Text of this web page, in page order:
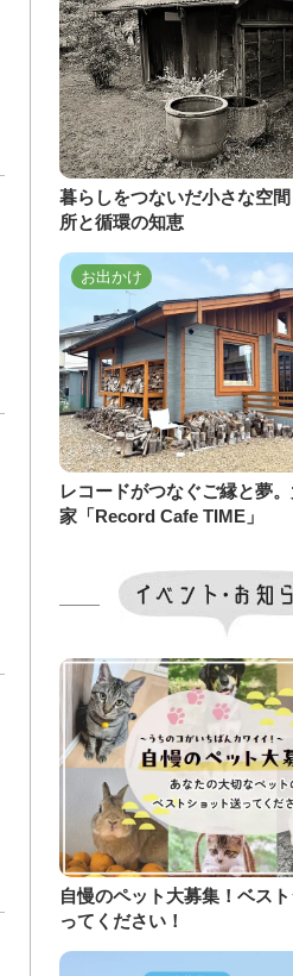
暮らしをつないだ小さな空
所と循環の知恵
お出かけ
レコードがつなぐご縁と夢
家「Record Cafe TIME」
自慢のペット大募集！ベス
ってください！